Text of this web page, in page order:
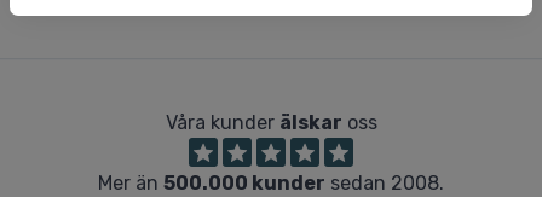
Våra kunder älskar oss
Mer än 500.000 kunder sedan 2008.